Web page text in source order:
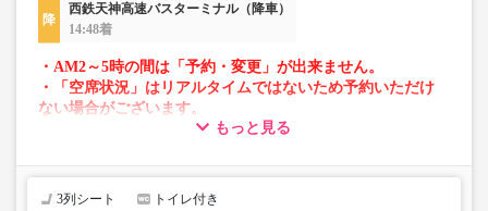
西鉄天神高速バスターミナル（降車）
14:48着
・AM2～5時の間は「予約・変更」が出来ません。
・「空席状況」はリアルタイムではないため予約いただけ
ない場合がございます。
・車両は予告なく変更となる場合がございます。これに伴
で、あらかじめご了承ください。
もっと見る
3列シート トイレ付き